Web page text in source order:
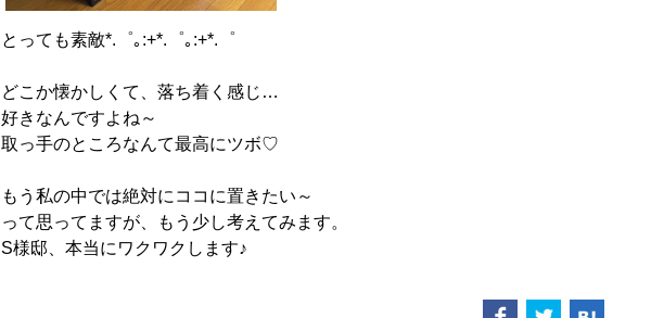
とっても素敵*.゜｡:+*.゜｡:+*.゜
どこか懐かしくて、落ち着く感じ…
好きなんですよね～
取っ手のところなんて最高にツボ♡
もう私の中では絶対にココに置きたい～
って思ってますが、もう少し考えてみます。
S様邸、本当にワクワクします♪